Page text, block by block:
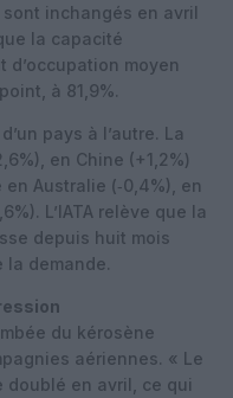
inchangés en avril
la capacité
moyen
à 81,9%.
pays à l’autre. La
en Chine (+1,2%)
Australie (‑0,4%), en
L’IATA relève que la
depuis huit mois
la demande.
du kérosène
aériennes. « Le
doublé en avril, ce qui